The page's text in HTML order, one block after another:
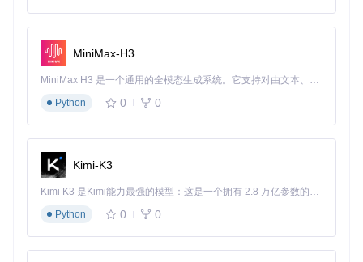
应用程序。
MiniMax-H3
MiniMax H3 是一个通用的全模态生成系统。它支持对由文本、图像、视频和音频组成的多模态上下文进行统一理解，并能生成分辨率高达 2K、时长可达 15 秒的带原生立体声音频的视频。得益于面向任务泛化的系统设计，H3 在预训练阶段就已具备广泛的多模态上下文理解与生成能力，能够出色地执行复杂的多模态指令。
Python
0 0
Kimi-K3
Kimi K3 是Kimi能力最强的模型：这是一个拥有 2.8 万亿参数的混合专家（MoE）模型，具备原生视觉理解能力，并支持 100 万 token 的上下文窗口。
Python
0 0